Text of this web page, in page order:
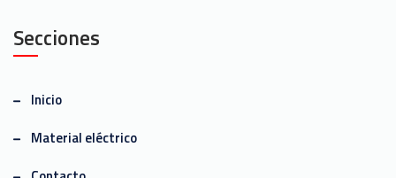
Secciones
Inicio
Material eléctrico